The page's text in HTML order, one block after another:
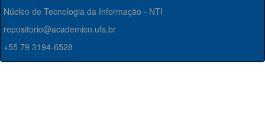
Núcleo de Tecnologia da Informação - NTI
repositorio@academico.ufs.br
+55 79 3194-6528